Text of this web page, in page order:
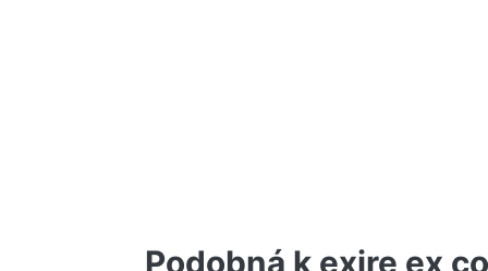
Podobná k exire ex